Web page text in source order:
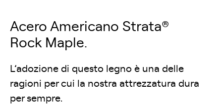
Acero Americano Strata®
Rock Maple.
L’adozione di questo legno è una delle
ragioni per cui la nostra attrezzatura dura
per sempre.